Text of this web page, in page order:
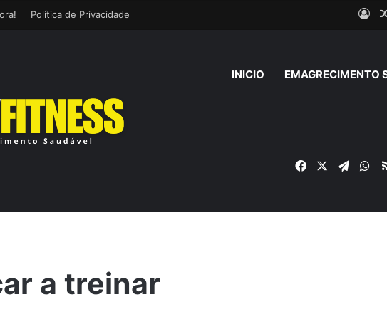
Política de Privacidade
INICIO EMAGRECIMENTO
Facebook
a treinar